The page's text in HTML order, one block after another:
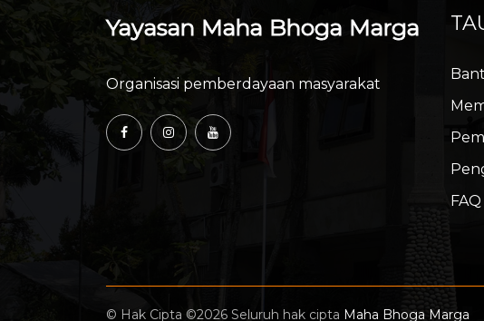
Yayasan Maha Bhoga Marga
Organisasi pemberdayaan masyarakat
FAQ
© Hak Cipta ©2026 Seluruh hak cipta Maha Bhoga Marga